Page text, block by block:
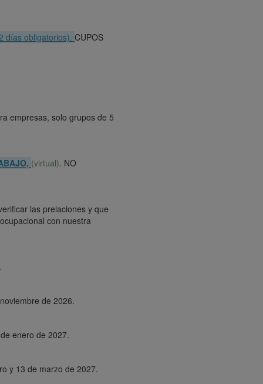
días obligatorios). CUPOS
empresas, solo grupos de 5
(virtual). NO
las prelaciones y que
con nuestra
de 2026.
de enero de 2027.
y 13 de marzo de 2027.